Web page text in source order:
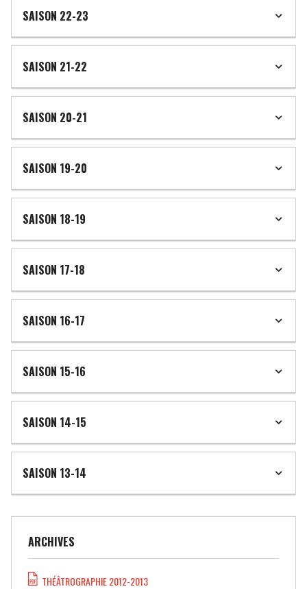
SAISON 22-23
SAISON 21-22
SAISON 20-21
SAISON 19-20
SAISON 18-19
SAISON 17-18
SAISON 16-17
SAISON 15-16
SAISON 14-15
SAISON 13-14
ARCHIVES
THÉÂTROGRAPHIE 2012-2013